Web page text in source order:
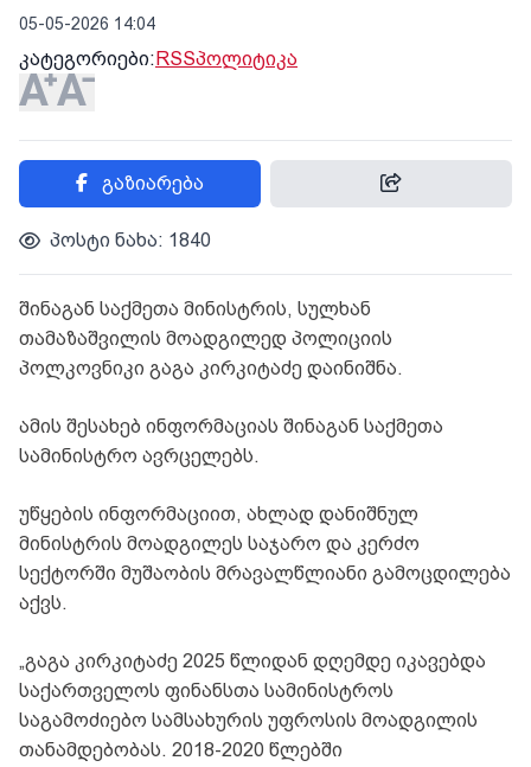
05-05-2026 14:04
კატეგორიები: RSSპოლიტიკა
გაზიარება
პოსტი ნახა: 1840
შინაგან საქმეთა მინისტრის, სულხან
თამაზაშვილის მოადგილედ პოლიციის
პოლკოვნიკი გაგა კირკიტაძე დაინიშნა.
ამის შესახებ ინფორმაციას შინაგან საქმეთა
სამინისტრო ავრცელებს.
უწყების ინფორმაციით, ახლად დანიშნულ
მინისტრის მოადგილეს საჯარო და კერძო
სექტორში მუშაობის მრავალწლიანი გამოცდილება
აქვს.
„გაგა კირკიტაძე 2025 წლიდან დღემდე იკავებდა
საქართველოს ფინანსთა სამინისტროს
საგამოძიებო სამსახურის უფროსის მოადგილის
თანამდებობას. 2018-2020 წლებში